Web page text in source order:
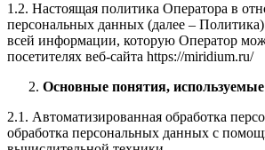
1.2. Настоящая политика Оператора в
персональных данных (далее –
всей информации, которую Оператор
посетителях веб-сайта https://miridium.ru/
Основные понятия,
2.1. Автоматизированная обработка
обработка персональных данных с